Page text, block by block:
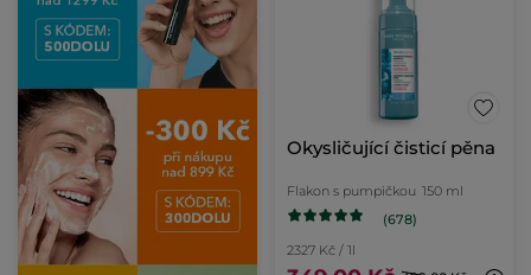
Okysličující čisticí pěna
Flakon s pumpičkou 150 ml
(678)
2327 Kč / 1l